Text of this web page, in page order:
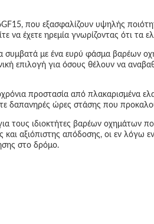
που εξασφαλίζουν υψηλής
έχετε ηρεμία γνωρίζοντας ότι τα
συμβατά με ένα ευρύ φάσμα βαρέων
επιλογή για όσους θέλουν να
προστασία από πλακαρισμένα
δαπανηρές ώρες στάσης που
τους ιδιοκτήτες βαρέων οχημάτων
αξιόπιστης απόδοσης, οι εν λόγω
στο δρόμο.